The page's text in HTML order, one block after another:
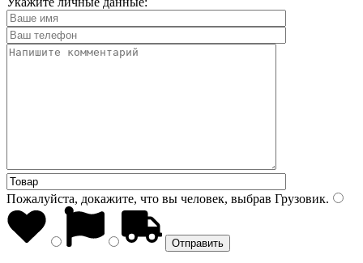
Пожалуйста, докажите, что вы человек, выбрав Грузовик.